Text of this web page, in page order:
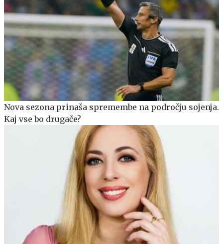
Nova sezona prinaša spremembe na področju sojenja.
Kaj vse bo drugače?